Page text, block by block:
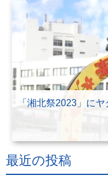
ブログ
「湘北祭2023」に
最近の投稿